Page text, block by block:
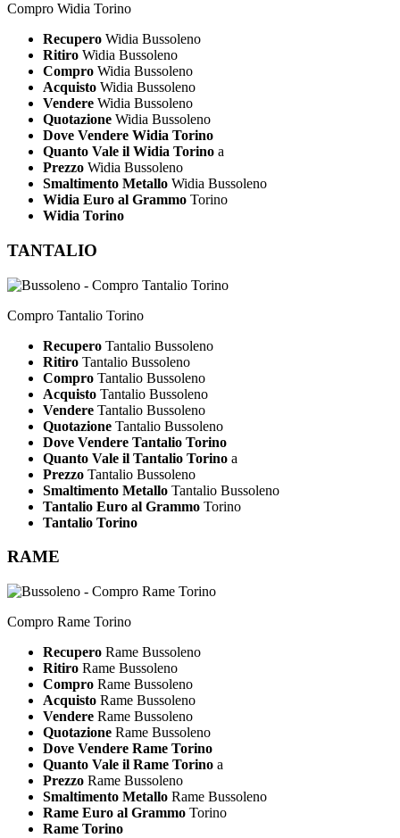
Compro Widia Torino
Recupero Widia Bussoleno
Ritiro Widia Bussoleno
Compro Widia Bussoleno
Acquisto Widia Bussoleno
Vendere Widia Bussoleno
Quotazione Widia Bussoleno
Dove Vendere Widia Torino
Quanto Vale il Widia Torino a
Prezzo Widia Bussoleno
Smaltimento Metallo Widia Bussoleno
Widia Euro al Grammo Torino
Widia Torino
TANTALIO
Compro Tantalio Torino
Recupero Tantalio Bussoleno
Ritiro Tantalio Bussoleno
Compro Tantalio Bussoleno
Acquisto Tantalio Bussoleno
Vendere Tantalio Bussoleno
Quotazione Tantalio Bussoleno
Dove Vendere Tantalio Torino
Quanto Vale il Tantalio Torino a
Prezzo Tantalio Bussoleno
Smaltimento Metallo Tantalio Bussoleno
Tantalio Euro al Grammo Torino
Tantalio Torino
RAME
Compro Rame Torino
Recupero Rame Bussoleno
Ritiro Rame Bussoleno
Compro Rame Bussoleno
Acquisto Rame Bussoleno
Vendere Rame Bussoleno
Quotazione Rame Bussoleno
Dove Vendere Rame Torino
Quanto Vale il Rame Torino a
Prezzo Rame Bussoleno
Smaltimento Metallo Rame Bussoleno
Rame Euro al Grammo Torino
Rame Torino